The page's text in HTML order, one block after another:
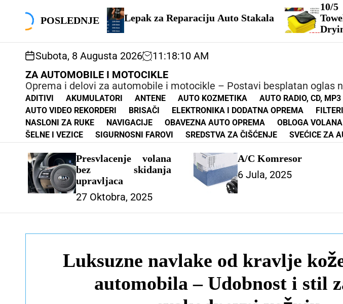
POSLEDNJE
Lepak za Reparaciju Auto Stakala
10/5 PCS Car Wash
Towel Car Cleaning Drying
Drying Towel Car Care
Car Wash Towel Supplies –
VOZILA
Subota, 8 Augusta 2026 11:18:12 AM
ZA AUTOMOBILE I MOTOCIKLE
Oprema i delovi za automobile i motocikle – Postavi besplatan oglas
ADITIVI AKUMULATORI ANTENE AUTO KOZMETIKA AUTO RADIO, CD, MP3
AUTO VIDEO REKORDERI
BRISAČI ELEKTRONIKA I DODATNA OPREMA FILTERI
NASLONI ZA RUKE
NAVIGACIJE OBAVEZNA AUTO OPREMA OBLOGA VOLANA
ŠELNE I VEZICE
SIGURNOSNI FAROVI SREDSTVA ZA ČIŠĆENJE SVEĆICE ZA
Presvlacenje volana
bez skidanja
upravljaca
27 Oktobra, 2025
A/C Komresor
6 Jula, 2025
Luksuzne navlake od kravlje
automobila – Udobnost i stil